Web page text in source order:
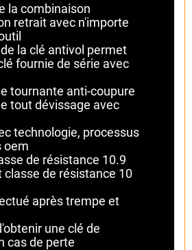
la combinaison
retrait avec n'importe
la clé antivol permet
fournie de série avec
tournante anti-coupure
tout dévissage avec
technologie, processus
oem
de résistance 10.9
classe de résistance 10
après trempe et
une clé de
cas de perte